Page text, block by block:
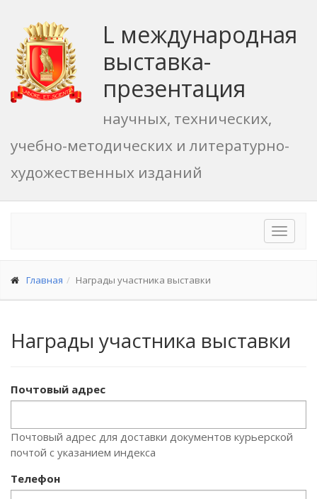
L международная
выставка-
презентация
научных, технических,
учебно-методических и литературно-
художественных изданий
Toggle
Главная Награды участника выставки
Награды участника выставки
Почтовый адрес
Почтовый адрес для доставки документов курьерской
почтой с указанием индекса
Телефон